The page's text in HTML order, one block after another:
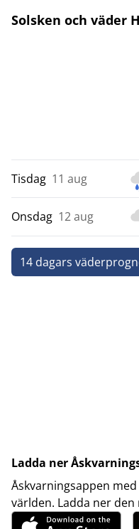
Solsken och väder
Tisdag 11 aug
Onsdag 12 aug
14 dagars
Ladda ner
Åskvarningsappen
världen. Ladda ner